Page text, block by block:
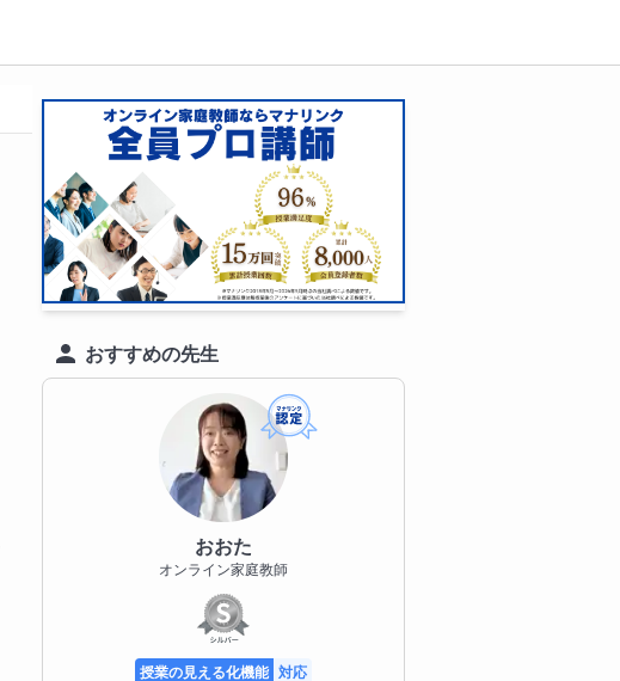
おすすめの先生
おおた
オンライン家庭教師
授業の見える化機能 対応